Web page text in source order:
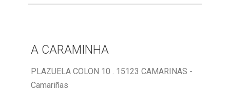
A CARAMINHA
PLAZUELA COLON 10 . 15123 CAMARINAS -
Camariñas